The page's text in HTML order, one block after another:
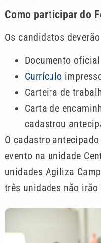
Como participar do
Os candidatos
Documento
Currículo
Carteira de
Carta de
cadastrou
O cadastro
evento na unidade
unidades Agiliza
três unidades não